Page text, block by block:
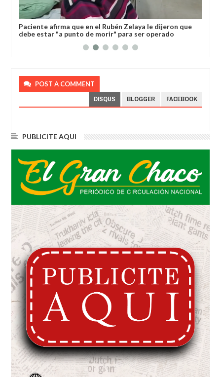
Paciente afirma que en el Rubén Zelaya le dijeron que
debe estar "a punto de morir" para ser operado
POST A COMMENT
DISQUS BLOGGER FACEBOOK
PUBLICITE AQUI